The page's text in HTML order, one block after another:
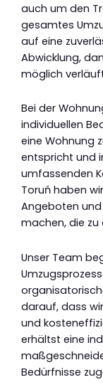
auch um den
gesamtes
auf eine
Abwicklung,
möglich
Bei der
individuellen
eine Wohnung
entspricht und
umfassenden
Toruń haben
Angeboten
machen, die zu
Unser Team
darauf, dass
und
erhältst eine
Bedürfnisse